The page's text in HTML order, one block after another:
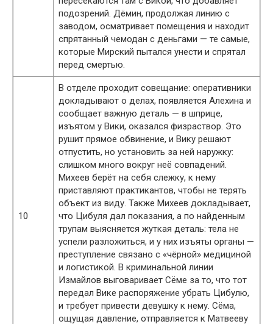
подозрений. Дёмин, продолжая линию с
заводом, осматривает помещения и находит
спрятанный чемодан с деньгами — те самые,
которые Мирский пытался унести и спрятал
перед смертью.
10
В отделе проходит совещание: оперативники
докладывают о делах, появляется Алехина и
сообщает важную деталь — в шприце,
изъятом у Вики, оказался физраствор. Это
рушит прямое обвинение, и Вику решают
отпустить, но установить за ней наружку:
слишком много вокруг неё совпадений.
Михеев берёт на себя слежку, к нему
приставляют практикантов, чтобы не терять
объект из виду. Также Михеев докладывает,
что Цибуля дал показания, а по найденным
трупам выясняется жуткая деталь: тела не
успели разложиться, и у них изъяты органы —
преступление связано с «чёрной» медициной
и логистикой. В криминальной линии
Измайлов выговаривает Сёме за то, что тот
передал Вике распоряжение убрать Цибулю,
и требует привести девушку к нему. Сёма,
ощущая давление, отправляется к Матвееву